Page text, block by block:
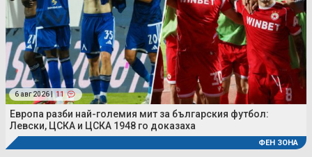
6 авг 2026 | 11
Европа разби най-големия мит за българския футбол:
Левски, ЦСКА и ЦСКА 1948 го доказаха
ФЕН ЗОНА